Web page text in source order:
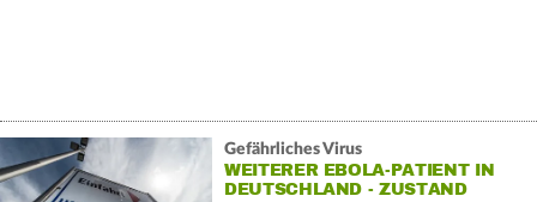
Gefährliches Virus
WEITERER EBOLA-PATIENT IN
DEUTSCHLAND - ZUSTAND